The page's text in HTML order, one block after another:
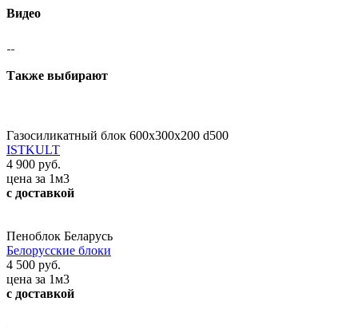
Видео
Также выбирают
Газосиликатный блок 600х300х200 d500
ISTKULT
4 900 руб.
цена за 1м3
с доставкой
Пеноблок Беларусь
Белорусские блоки
4 500 руб.
цена за 1м3
с доставкой